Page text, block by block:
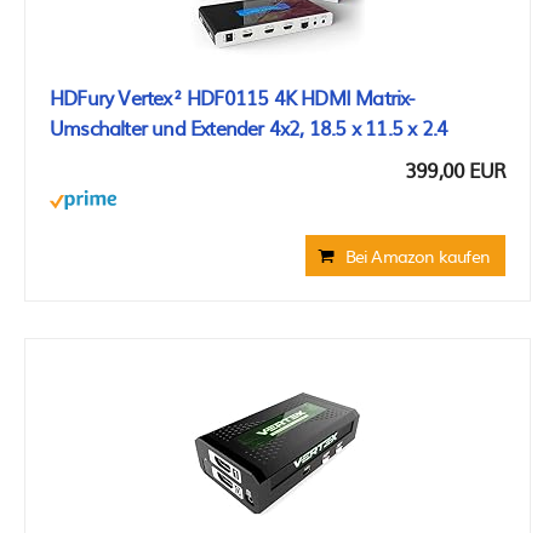
HDFury Vertex² HDF0115 4K HDMI Matrix-
Umschalter und Extender 4x2, 18.5 x 11.5 x 2.4
399,00 EUR
Bei Amazon kaufen